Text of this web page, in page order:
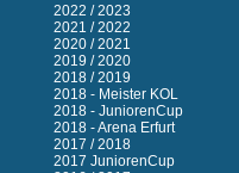
2022 / 2023
2021 / 2022
2020 / 2021
2019 / 2020
2018 / 2019
2018 - Meister KOL
2018 - JuniorenCup
2018 - Arena Erfurt
2017 / 2018
2017 JuniorenCup